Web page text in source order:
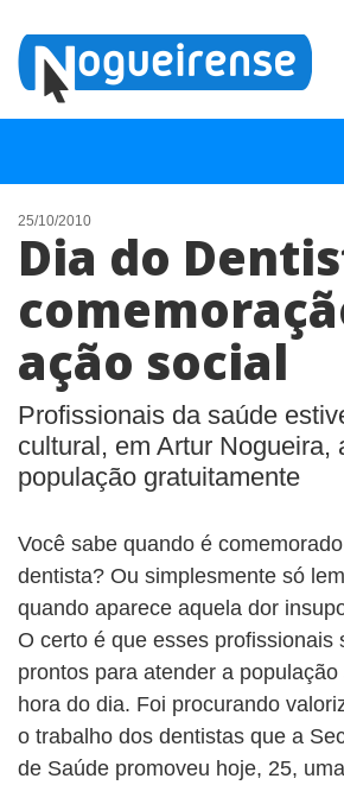
NOTÍCIAS
LISTA DIGITAL
TELEFONES ÚTEIS
QUEM SOMOS
CONTATO
ANUNCIE
25/10/2010
Dia do
ação social
Profissionais da saúde
cultural, em Artur Nogueira,
população gratuitamente
Você sabe quando é
dentista? Ou simplesmente só
quando aparece aquela dor
O certo é que esses profissionais
prontos para atender a
hora do dia. Foi procurando
o trabalho dos dentistas que a
de Saúde promoveu hoje, 25,